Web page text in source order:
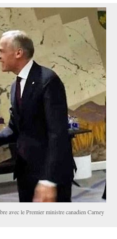
avec le Premier ministre canadien Carney